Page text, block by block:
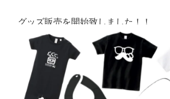
グッズ販売を開始致しました！！